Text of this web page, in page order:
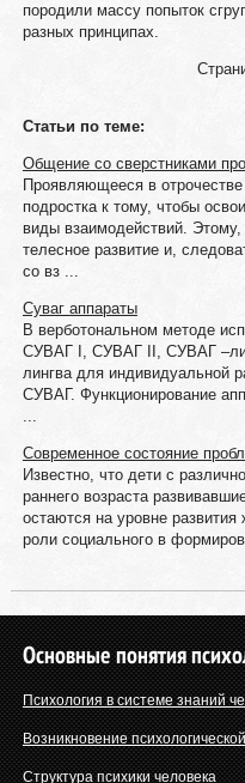
породили массу попыток
разных принципах.
Статьи по теме:
Общение со сверстниками
Проявляющееся в отрочестве
подростка к тому, чтобы
виды взаимодействий. Этому,
телесное развитие и,
со вз ...
Суваг аппараты
В верботональном методе
СУВАГ I, СУВАГ II, СУВАГ
лингва для индивидуальной
СУВАГ. Функционирование
...
Современное состояние
Известно, что дети с
раннего возраста
остаются на уровне
роли социального в
Основные понятия
Психология в системе знаний
Возникновение
Структура психики человека